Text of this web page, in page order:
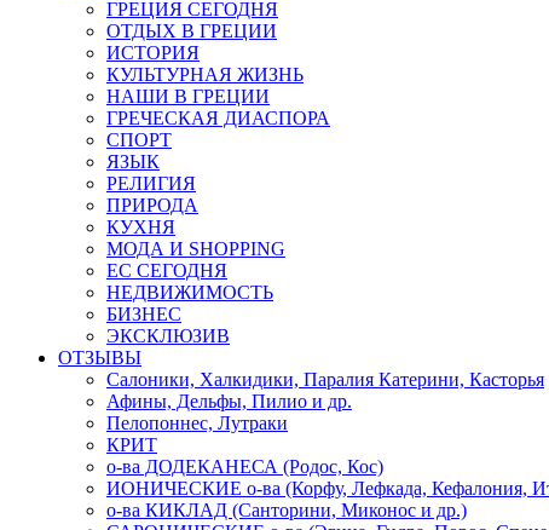
ГРЕЦИЯ СЕГОДНЯ
ОТДЫХ В ГРЕЦИИ
ИСТОРИЯ
КУЛЬТУРНАЯ ЖИЗНЬ
НАШИ В ГРЕЦИИ
ГРЕЧЕСКАЯ ДИАСПОРА
СПОРТ
ЯЗЫК
РЕЛИГИЯ
ПРИРОДА
КУХНЯ
МОДА И SHOPPING
ЕС СЕГОДНЯ
НЕДВИЖИМОСТЬ
БИЗНЕС
ЭКСКЛЮЗИВ
ОТЗЫВЫ
Салоники, Халкидики, Паралия Катерини, Касторья
Афины, Дельфы, Пилио и др.
Пелопоннес, Лутраки
КРИТ
о-ва ДОДЕКАНЕСА (Родос, Кос)
ИОНИЧЕСКИЕ о-ва (Корфу, Лефкада, Кефалония,
о-ва КИКЛАД (Санторини, Миконос и др.)